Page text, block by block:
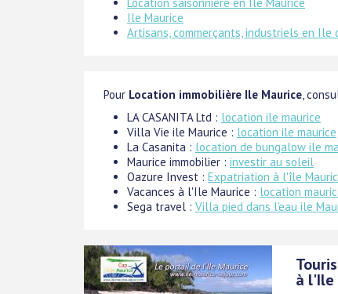
Ile Maurice
Artisans, commerçants, industriels en Ile
Pour Location immobilière Ile Maurice ,
LA CASANITA Ltd : location ile maurice
Villa Vie ile Maurice : location ile maurice
La Casanita : location de bungalow ile
Maurice immobilier : investir au soleil
Oazure Invest : Expatriation à l'île
Vacances à l'Ile Maurice : location
Sega travel : Villa pied dans l'eau ile
à l'Ile